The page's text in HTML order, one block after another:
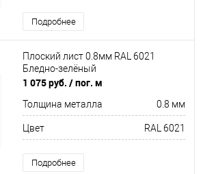
Подробнее
Плоский лист 0.8мм RAL 6021
Бледно-зелёный
1 075 руб. / пог. м
Толщина металла 0.8 мм
Цвет RAL 6021
Подробнее